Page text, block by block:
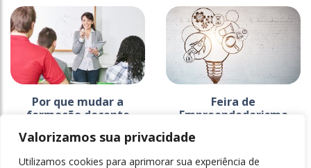
Valorizamos sua privacidade
Utilizamos cookies para aprimorar sua experiência de
Por que mudar a
formação docente
+ Mais Informações
Feira de
Empreendedorismo
abordagens de
aprendizagem